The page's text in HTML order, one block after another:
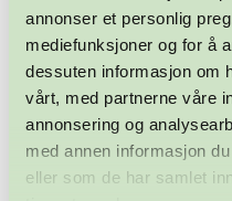
annonser et personlig
mediefunksjoner og for å
dessuten informasjon om
vårt, med partnerne våre
annonsering og
med annen informasjon
eller som de har samlet